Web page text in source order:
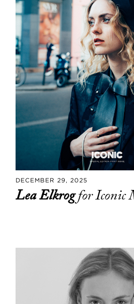
DECEMBER 29, 2025
Lea Elkrogfor Iconic